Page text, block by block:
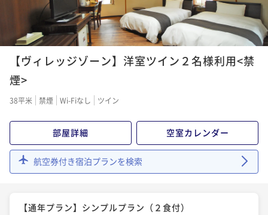
【ヴィレッジゾーン】洋室ツイン２名様利用<禁
煙>
38平米 禁煙 Wi-Fiなし ツイン
部屋詳細 空室カレンダー
航空券付き宿泊プランを検索
【通年プラン】シンプルプラン（２食付）